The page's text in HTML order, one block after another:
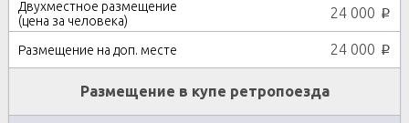
24 000 p
24 000 p
Размещение в купе ретропоезда